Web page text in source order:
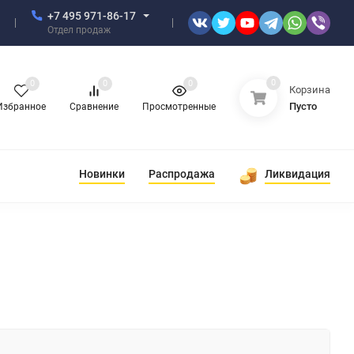
+7 495 971-86-17
Отдел продаж
0
Сравнение
0
Просмотренные
0 0
Корзина
Пусто
Новинки Распродажа Ликвидация